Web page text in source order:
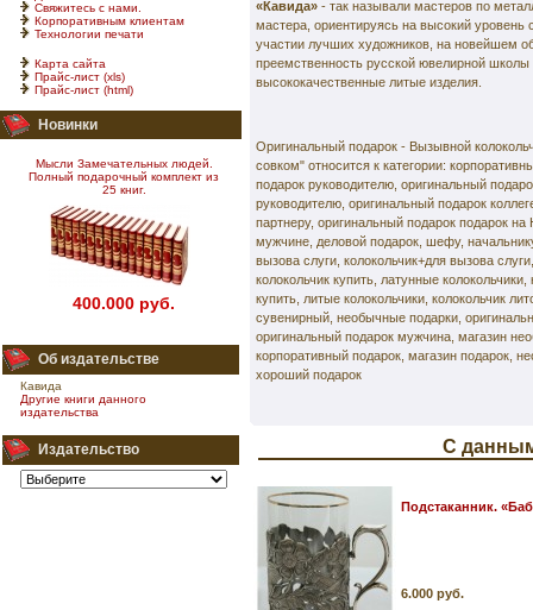
Свяжитесь с нами.
Корпоративным клиентам
Технологии печати
Карта сайта
Прайс-лист (xls)
Прайс-лист (html)
Новинки
Мысли Замечательных людей.
Полный подарочный комплект из
25 книг.
400.000 руб.
Об издательстве
Кавида
Другие книги данного
издательства
Издательство
«Кавида» - так называли мастеров по
мастера, ориентируясь на высокий уровень
участии лучших художников, на новейшем
преемственность русской ювелирной
высококачественные литые изделия.
Оригинальный подарок - Вызывной
совком" относится к категории:
подарок руководителю, оригинальный
руководителю, оригинальный подарок
партнеру, оригинальный подарок подарок на
мужчине, деловой подарок, шефу,
вызова слуги, колокольчик+для вызова
колокольчик купить, латунные
купить, литые колокольчики, колокольчик
сувенирный, необычные подарки,
оригинальный подарок мужчина, магазин
корпоративный подарок, магазин подарок,
хороший подарок
С
Подстаканник.
6.000 руб.